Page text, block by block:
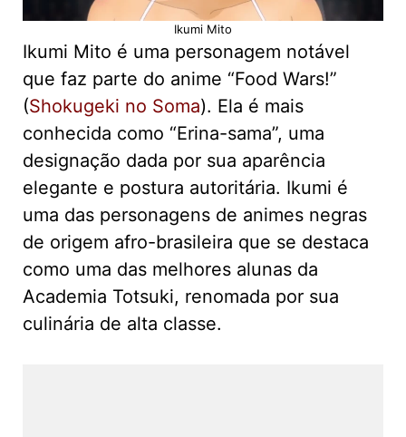
Ikumi Mito
Ikumi Mito é uma personagem notável
que faz parte do anime “Food Wars!”
(Shokugeki no Soma). Ela é mais
conhecida como “Erina-sama”, uma
designação dada por sua aparência
elegante e postura autoritária. Ikumi é
uma das personagens de animes negras
de origem afro-brasileira que se destaca
como uma das melhores alunas da
Academia Totsuki, renomada por sua
culinária de alta classe.